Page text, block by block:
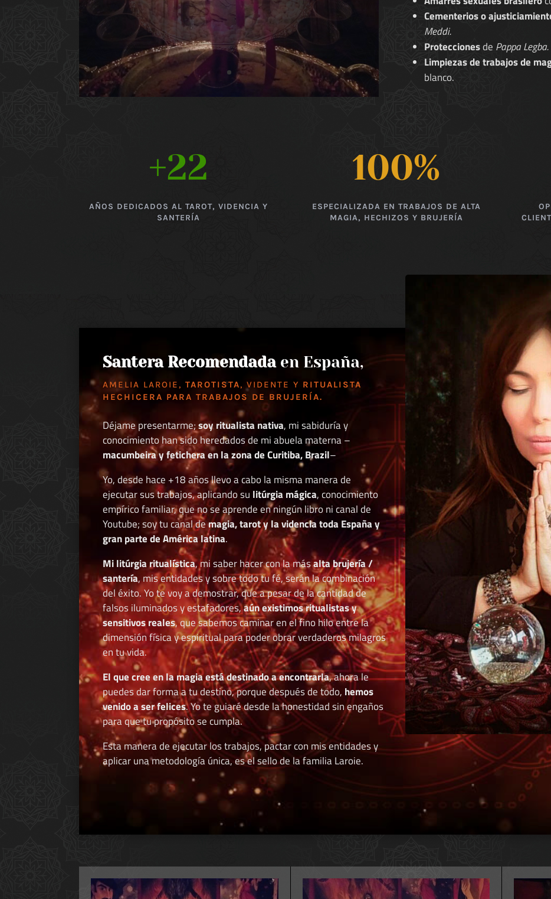
Cementerios o
Meddi.
Proteccionesde Pappa Legba.
Limpiezas de trabajos de
blanco.
+22
AÑOS DEDICADOS AL TAROT, VIDENCIA Y
SANTERÍA
100%
ESPECIALIZADA EN TRABAJOS DE ALTA
MAGIA, HECHIZOS Y BRUJERÍA
Santera Recomendadaen España,
AMELIA LAROIE,TAROTISTA, VIDENTE Y RITUALISTA
HECHICERA PARA TRABAJOS DE BRUJERÍA.
Déjame presentarme;soy ritualista nativa, mi sabiduría y
conocimiento han sido heredados de mi abuela materna –
macumbeira y fetichera en la zona de Curitiba, Brazil–
Yo, desde hace +18 años llevo a cabo la misma manera de
ejecutar sus trabajos, aplicando su litúrgia mágica, conocimiento
empírico familiar, que no se aprende en ningún libro ni canal de
Youtube; soy tu canal demagia, tarot y la videncia toda España y
gran parte de América latina.
Mi litúrgia ritualística, mi saber hacer con la másalta brujería /
santería, mis entidades y sobre todo tu fé, serán la combinación
del éxito. Yo te voy a demostrar, que a pesar de la cantidad de
falsos iluminados y estafadores,aún existimos ritualistas y
sensitivos reales, que sabemos caminar en el fino hilo entre la
dimensión física y espiritual para poder obrar verdaderos milagros
en tu vida.
El que cree en la magia está destinado a encontrarla, ahora le
puedes dar forma a tu destino, porque después de todo, hemos
venido a ser felices. Yo te guiaré desde la honestidad sin engaños
para que tu propósito se cumpla.
Esta manera de ejecutar los trabajos, pactar con mis entidades y
aplicar una metodología única, es el sello de la familia Laroie.